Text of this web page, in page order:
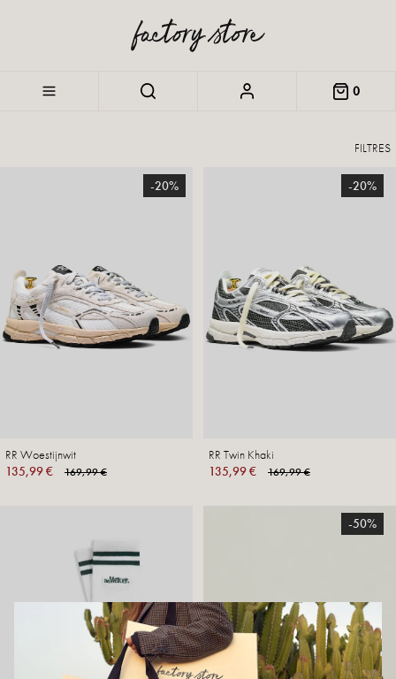
0
FILTRES
-20%
RR Woestijnwit
135,99 €
169,99 €
-20%
RR Twin Khaki
135,99 €
169,99 €
-50%